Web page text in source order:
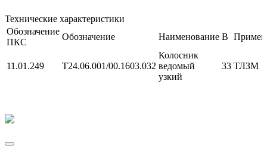
Технические характеристики
Обозначение
ПКС
Обозначение Наименование В
11.01.249 Т24.06.001/00.1603.032
Колосник
ведомый
узкий
33 ТЛЗМ